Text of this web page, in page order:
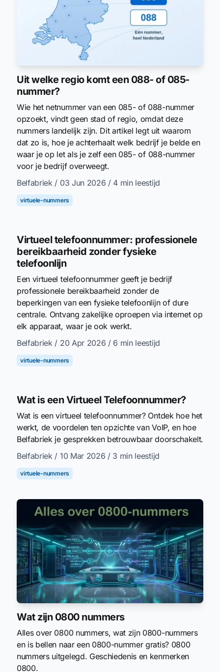
Uit welke regio komt een 088- of 085-
nummer?
Wie het netnummer van een 085- of 088-nummer
opzoekt, vindt geen stad of regio, omdat deze
nummers landelijk zijn. Dit artikel legt uit waarom
dat zo is, hoe je achterhaalt welk bedrijf je belde en
waar je op let als je zelf een 085- of 088-nummer
voor je bedrijf overweegt.
Belfabriek / 03 Jun 2026 / 4 min leestijd
virtuele-nummers
Virtueel telefoonnummer: professionele
bereikbaarheid zonder fysieke
telefoonlijn
Een virtueel telefoonnummer geeft je bedrijf
professionele bereikbaarheid zonder de
beperkingen van een fysieke telefoonlijn of dure
centrale. Ontvang zakelijke oproepen via internet op
elk apparaat, waar je ook werkt.
Belfabriek / 20 Apr 2026 / 6 min leestijd
virtuele-nummers
Wat is een Virtueel Telefoonnummer?
Wat is een virtueel telefoonnummer? Ontdek hoe het
werkt, de voordelen ten opzichte van VoIP, en hoe
Belfabriek je gesprekken betrouwbaar doorschakelt.
Belfabriek / 10 Mar 2026 / 3 min leestijd
virtuele-nummers
Wat zijn 0800 nummers
Alles over 0800 nummers, wat zijn 0800-nummers
en is bellen naar een 0800-nummer gratis? 0800
nummers uitgelegd. Geschiedenis en kenmerken
0800.